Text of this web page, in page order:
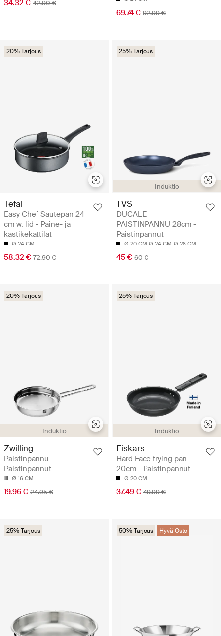
34.32 € 42.90 €
69.74 € 92.99 €
20% Tarjous
Tefal
Easy Chef Sautepan 24
cm w. lid - Paine- ja
kastikekattilat
Ø 24 CM
58.32 € 72.90 €
Induktio
25% Tarjous
TVS
DUCALE
PAISTINPANNU 28cm -
Paistinpannut
Ø 20 CM Ø 24 CM Ø 28 CM
45 € 60 €
Induktio
20% Tarjous
Zwilling
Paistinpannu -
Paistinpannut
Ø 16 CM
19.96 € 24.95 €
Induktio
25% Tarjous
Fiskars
Hard Face frying pan
20cm - Paistinpannut
Ø 20 CM
37.49 € 49.99 €
25% Tarjous 50% Tarjous Hyvä Osto